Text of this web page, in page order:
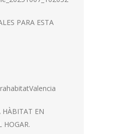
PARA ESTA
HÀBITAT EN
HOGAR.